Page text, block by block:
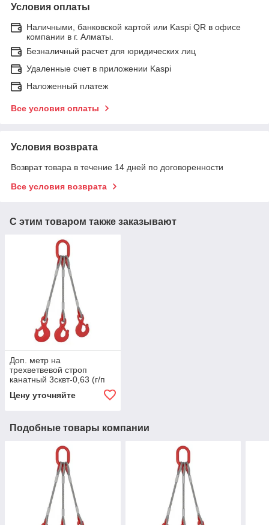
Условия оплаты
Наличными, банковской картой или Kaspi QR в офисе
компании в г. Алматы.
Безналичный расчет для юридических лиц
Удаленные счет в приложении Kaspi
Наложенный платеж
Все условия оплаты
Условия возврата
Возврат товара в течение 14 дней по договоренности
Все условия возврата
С этим товаром также заказывают
Доп. метр на
трехветвевой строп
канатный 3сквт-0,63 (г/п
0,63 тн, мин. длина 1 м)
Цену уточняйте
Подобные товары компании